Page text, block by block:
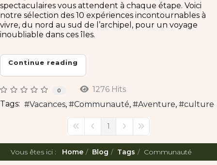
spectaculaires vous attendent à chaque étape. Voici
notre sélection des 10 expériences incontournables à
vivre, du nord au sud de l’archipel, pour un voyage
inoubliable dans ces îles.
Continue reading
0
1276 Hits
Tags:
Vacances Communauté Aventure culture
First PagePrevious Page
1 Next PageLast Page
Vous êtes ici : Home Blog Tags Communauté